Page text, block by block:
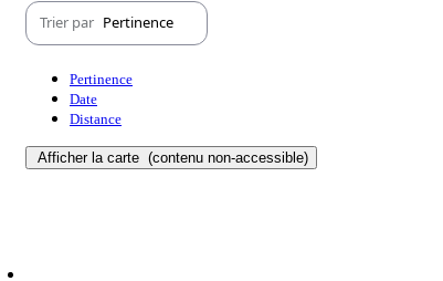
Trier par Pertinence
Pertinence
Date
Distance
Afficher la carte (contenu non-accessible)